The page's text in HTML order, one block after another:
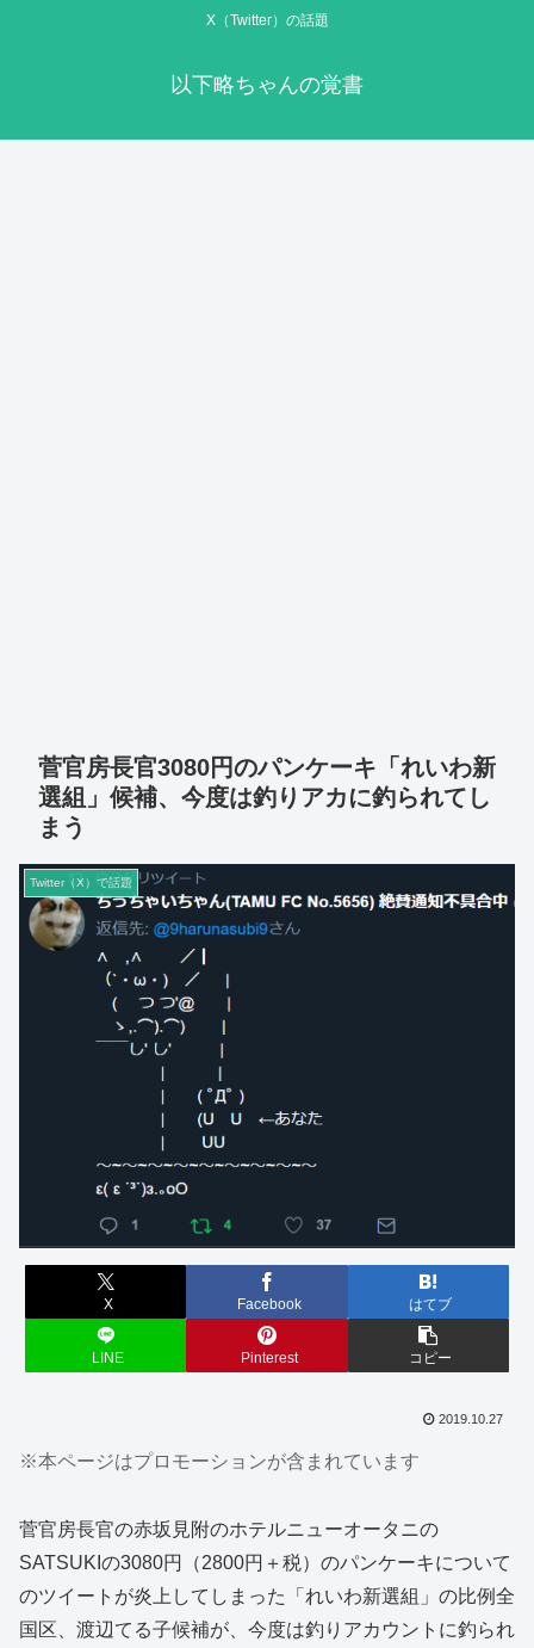
X（Twitter）の話題
以下略ちゃんの覚書
菅官房長官3080円のパンケーキ「れいわ新
選組」候補、今度は釣りアカに釣られてし
まう
Twitter（X）で話題
X Facebook はてブ
LINE Pinterest コピー
2019.10.27
※本ページはプロモーションが含まれています
菅官房長官の赤坂見附のホテルニューオータニの
SATSUKIの3080円（2800円＋税）のパンケーキについて
のツイートが炎上してしまった「れいわ新選組」の比例全
国区、渡辺てる子候補が、今度は釣りアカウントに釣られ